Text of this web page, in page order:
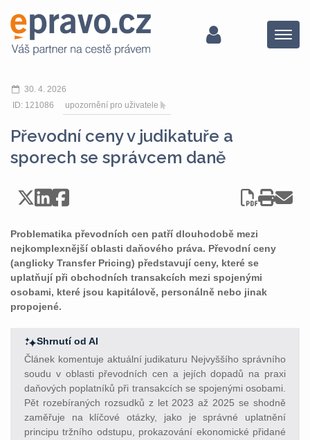
Menu
30. 4. 2026
ID: 121086
upozornění pro uživatele
Převodní ceny v judikatuře a
sporech se správcem daně
Problematika převodních cen patří dlouhodobě mezi
nejkomplexnější oblasti daňového práva. Převodní ceny
(anglicky Transfer Pricing) představují ceny, které se
uplatňují při obchodních transakcích mezi spojenými
osobami, které jsou kapitálově, personálně nebo jinak
propojené.
Shrnutí od AI
Článek komentuje aktuální judikaturu Nejvyššího správního
soudu v oblasti převodních cen a jejích dopadů na praxi
daňových poplatníků při transakcích se spojenými osobami.
Pět rozebíraných rozsudků z let 2023 až 2025 se shodně
zaměřuje na klíčové otázky, jako je správné uplatnění
principu tržního odstupu, prokazování ekonomické přidané